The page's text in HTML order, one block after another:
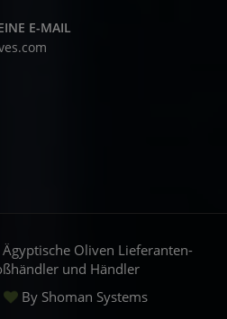
E-MAIL
Oliven Lieferanten-
und Händler
By Shoman Systems